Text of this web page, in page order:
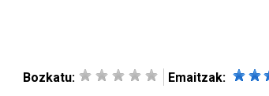
Bozkatu: Emaitzak: